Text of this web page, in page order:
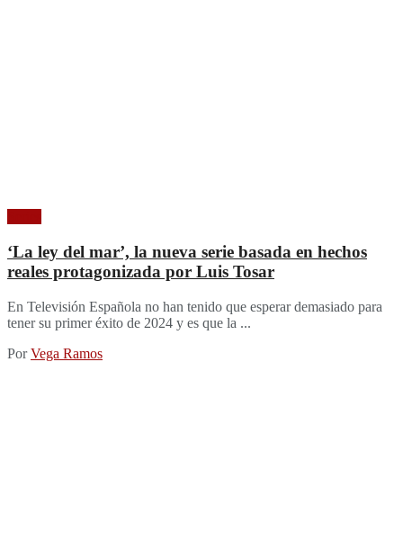
‘La ley del mar’, la nueva serie basada en hechos
reales protagonizada por Luis Tosar
En Televisión Española no han tenido que esperar demasiado para
tener su primer éxito de 2024 y es que la ...
Por Vega Ramos